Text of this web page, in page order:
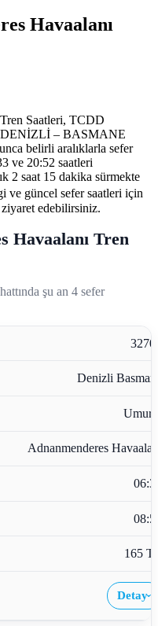
Havaalanı
Saatleri, TCDD
DENİZLİ – BASMANE
belirli aralıklarla sefer
ve 20:52 saatleri
2 saat 15 dakika sürmekte
ve güncel sefer saatleri için
edebilirsiniz.
Havaalanı Tren
şu an 4 sefer
Denizli
Adnanmenderes
165
Detay›